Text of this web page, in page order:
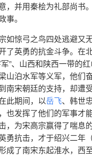
，并用秦桧为礼部尚书
事。
如惊弓之鸟四处逃避又
了英勇的抗金斗争。在
”、山西和陕西一带的
山泊水军等义军，他们
南宋朝廷的支持，却遭
此期间，以岳飞、韩世
也发挥了他们的军事才
，为宋高宗赢得了喘息
勇抗击，才于绍兴二年
成了南宋东起淮水，西